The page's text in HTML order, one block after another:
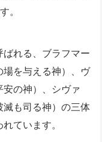
。
れる、ブラフマー
場を与える神）、ヴ
安の神）、シヴァ
滅も司る神）の三体
ています。